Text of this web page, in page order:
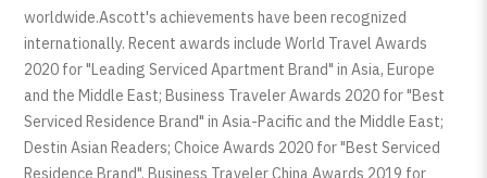
worldwide.Ascott's achievements have been recognized
internationally. Recent awards include World Travel Awards
2020 for "Leading Serviced Apartment Brand" in Asia, Europe
and the Middle East; Business Traveler Awards 2020 for "Best
Serviced Residence Brand" in Asia-Pacific and the Middle East;
Destin Asian Readers; Choice Awards 2020 for "Best Serviced
Residence Brand", Business Traveler China Awards 2019 for